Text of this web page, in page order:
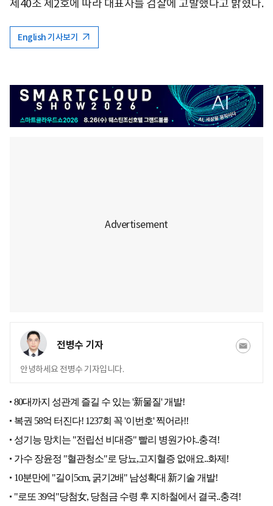
제40조 제2호에 따라 대표자를 검찰에 고발했다고 밝혔다.
English 기사보기
전병수 기자
안녕하세요 전병수 기자입니다.